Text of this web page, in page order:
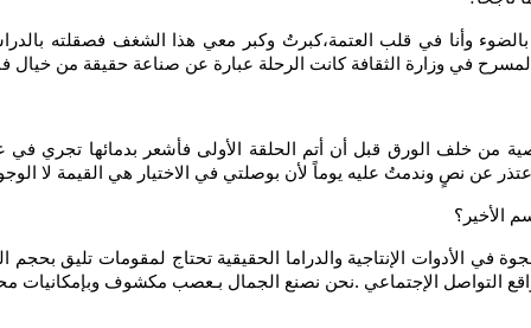
وأنا في قلب العتمة،‏كبرتُ وكبر معي هذا الشغف فصقلته
في وزارة الثقافة كانت الرحلة عبارة عن صناعة حقيقة من خيال
من خلف الورق قبل أن أتم الحلقة الأولى فأشعر بدمائها
عن نصٍ وندمتُ عليه يوماً لأن بوصلتي في الاختيار هي القيمة لا
الأخير؟
الأدوات الإنتاجية والدراما الحقيقية تحتاج لمقومات تليق بحجم
التواصل الإجتماعي .‏نحن نصنع الجمال بـعصب مكشوف وبإمكانيات